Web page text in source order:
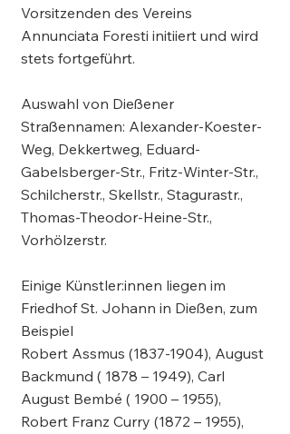
Vorsitzenden des Vereins
Annunciata Foresti initiiert und wird
stets fortgeführt.
Auswahl von Dießener
Straßennamen: Alexander-Koester-
Weg, Dekkertweg, Eduard-
Gabelsberger-Str., Fritz-Winter-Str.,
Schilcherstr., Skellstr., Stagurastr.,
Thomas-Theodor-Heine-Str.,
Vorhölzerstr.
Einige Künstler:innen liegen im
Friedhof St. Johann in Dießen, zum
Beispiel
Robert Assmus (1837-1904), August
Backmund ( 1878 – 1949), Carl
August Bembé ( 1900 – 1955),
Robert Franz Curry (1872 – 1955),